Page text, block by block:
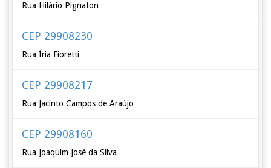
Rua Hilário Pignaton
CEP 29908230
Rua Íria Fioretti
CEP 29908217
Rua Jacinto Campos de Araújo
CEP 29908160
Rua Joaquim José da Silva